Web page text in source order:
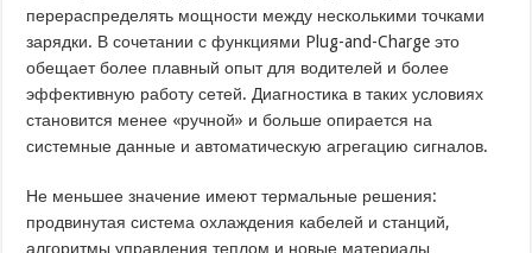
перераспределять мощности между несколькими точками
зарядки. В сочетании с функциями Plug-and-Charge это
обещает более плавный опыт для водителей и более
эффективную работу сетей. Диагностика в таких условиях
становится менее «ручной» и больше опирается на
системные данные и автоматическую агрегацию сигналов.
Не меньшее значение имеют термальные решения:
продвинутая система охлаждения кабелей и станций,
алгоритмы управления теплом и новые материалы